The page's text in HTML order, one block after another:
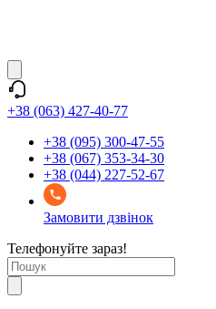
+38 (063) 427-40-77
+38 (095) 300-47-55
+38 (067) 353-34-30
+38 (044) 227-52-67
Замовити дзвінок
Телефонуйте зараз!